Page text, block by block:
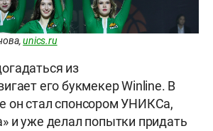
unics.ru
из
его букмекер Winline. В
он стал спонсором УНИКСа,
и уже делал попытки придать